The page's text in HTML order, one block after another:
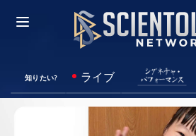
知りたい? ライブ